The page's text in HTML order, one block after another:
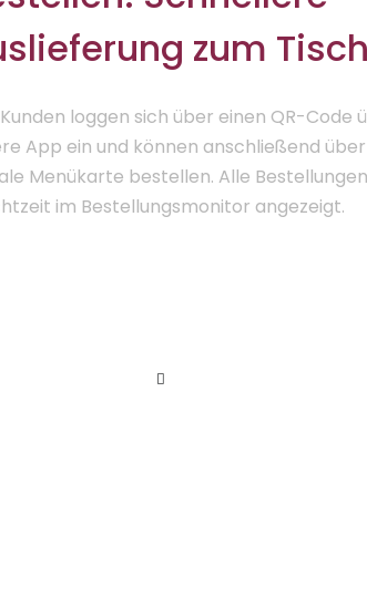
zum
loggen sich über einen QR-Code
App ein und können anschließend
Menükarte bestellen. Alle
im Bestellungsmonitor angezeigt.